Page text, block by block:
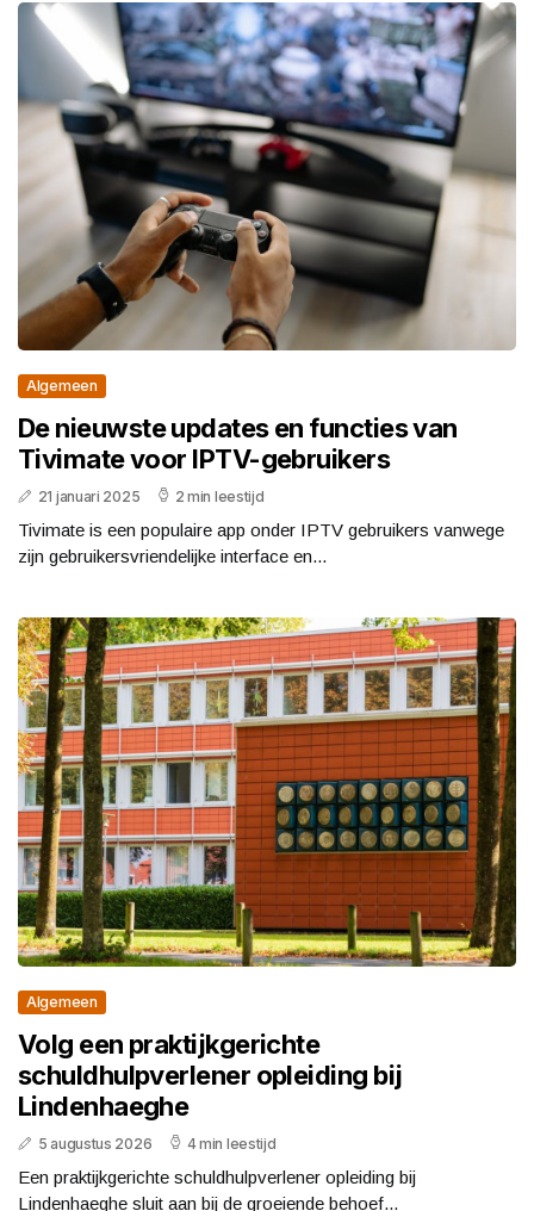
Algemeen
De nieuwste updates en functies van
Tivimate voor IPTV-gebruikers
21 januari 2025 2 min leestijd
Tivimate is een populaire app onder IPTV gebruikers vanwege
zijn gebruikersvriendelijke interface en...
Algemeen
Volg een praktijkgerichte
schuldhulpverlener opleiding bij
Lindenhaeghe
5 augustus 2026 4 min leestijd
Een praktijkgerichte schuldhulpverlener opleiding bij
Lindenhaeghe sluit aan bij de groeiende behoef...